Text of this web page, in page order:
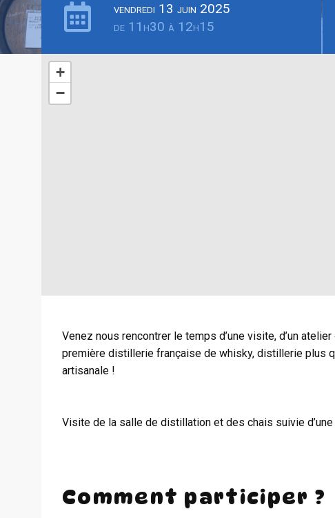
vendredi 13 juin 2025
de 11h30 à 12h15
+
−
Venez nous rencontrer le temps d’une visite, d’un
première distillerie française de whisky, distillerie plus
artisanale !
Visite de la salle de distillation et des chais suivie
Comment participer ?